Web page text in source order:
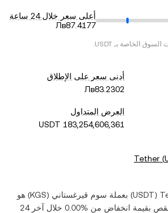
أعلى سعر خلال 24 ساعة
السوق الخاصة بـ USDT
.
أدنى سعر على الإطلاق
العرض المتداول
Tether (
(‏
USDT) بعملة ‏ سوم قيرغستاني (‏
KGS) هو
بقيمة انخفاض من ‏
خلال آخر 24